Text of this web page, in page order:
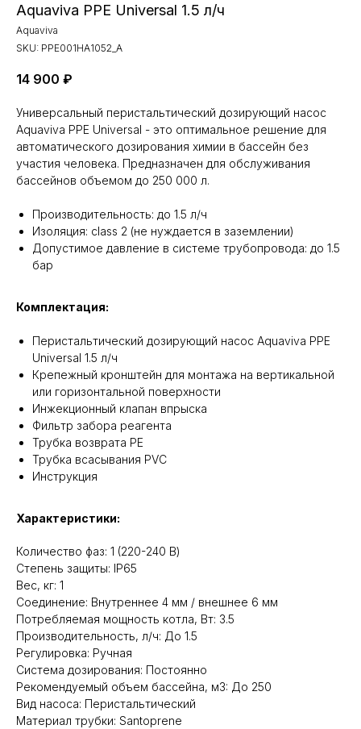
Aquaviva PPE Universal 1.5 л/ч
Aquaviva
SKU: PPE001HA1052_A
14 900 ₽
Универсальный перистальтический дозирующий насос
Aquaviva PPE Universal - это оптимальное решение для
автоматического дозирования химии в бассейн без
участия человека. Предназначен для обслуживания
бассейнов объемом до 250 000 л.
Производительность: до 1.5 л/ч
Изоляция: class 2 (не нуждается в заземлении)
Допустимое давление в системе трубопровода: до 1.5
бар
Комплектация:
Перистальтический дозирующий насос Aquaviva PPE
Universal 1.5 л/ч
Крепежный кронштейн для монтажа на вертикальной
или горизонтальной поверхности
Инжекционный клапан впрыска
Фильтр забора реагента
Трубка возврата PE
Трубка всасывания PVC
Инструкция
Характеристики:
Количество фаз: 1 (220-240 В)
Степень защиты: IP65
Вес, кг: 1
Соединение: Внутреннее 4 мм / внешнее 6 мм
Потребляемая мощность котла, Вт: 3.5
Производительность, л/ч: До 1.5
Регулировка: Ручная
Система дозирования: Постоянно
Рекомендуемый объем бассейна, м3: До 250
Вид насоса: Перистальтический
Материал трубки: Santoprene